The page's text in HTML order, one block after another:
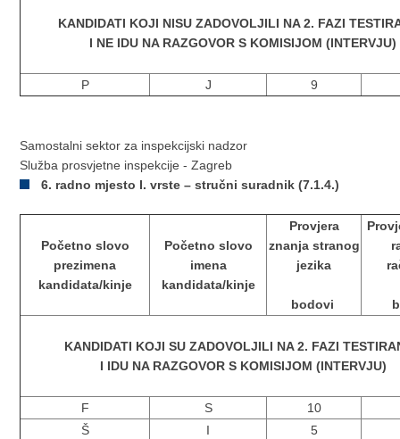
KANDIDATI KOJI NISU ZADOVOLJILI NA 2. FAZI
I NE IDU NA RAZGOVOR S KOMISIJOM (INTERVJU)
P J 9
Samostalni sektor za inspekcijski nadzor
Služba prosvjetne inspekcije - Zagreb
6. radno mjesto I. vrste – stručni suradnik (7.1.4.)
Početno slovo
prezimena
kandidata/kinje
Početno slovo
imena
kandidata/kinje
Provjera
znanja stranog
jezika
bodovi
KANDIDATI KOJI SU ZADOVOLJILI NA 2. FAZI
I IDU NA RAZGOVOR S KOMISIJOM (INTERVJU)
F S
10
Š
I 5